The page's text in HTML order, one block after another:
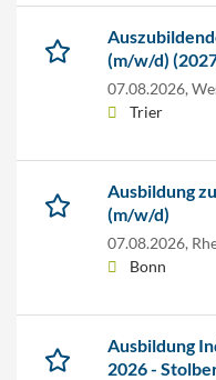
(m/w/d)
07.08.2026,
Trier
Ausbildung
(m/w/d)
07.08.2026,
Bonn
Ausbildung
2026 -